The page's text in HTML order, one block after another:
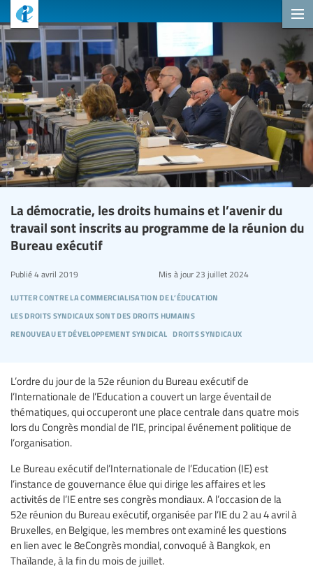
La démocratie, les droits humains et l’avenir du
travail sont inscrits au programme de la réunion du
Bureau exécutif
lutter contre la commercialisation de l’éducation
les droits syndicaux sont des droits humains
renouveau et développement syndical droits syndicaux
Publié4 avril 2019 Mis à jour23 juillet 2024
L’ordre du jour de la 52e réunion du Bureau exécutif de
l’Internationale de l’Education a couvert un large éventail de
thématiques, qui occuperont une place centrale dans quatre mois
lors du Congrès mondial de l’IE, principal événement politique de
l’organisation.
Le Bureau exécutif del’Internationale de l’Education (IE) est
l’instance de gouvernance élue qui dirige les affaires et les
activités de l’IE entre ses congrès mondiaux. A l’occasion de la
52e réunion du Bureau exécutif, organisée par l’IE du 2 au 4 avril à
Bruxelles, en Belgique, les membres ont examiné les questions
en lien avec le 8eCongrès mondial, convoqué à Bangkok, en
Thaïlande, à la fin du mois de juillet.